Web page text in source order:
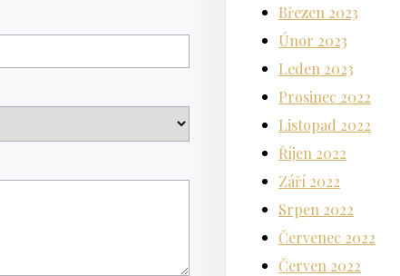
Březen 2023
Únor 2023
Leden 2023
Prosinec 2022
Listopad 2022
Říjen 2022
Září 2022
Srpen 2022
Červenec 2022
Červen 2022